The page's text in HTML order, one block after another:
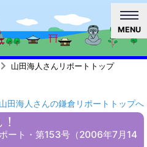
MENU
山田海人さんリポートトップ
田海人さんの鎌倉リポートトップへ
ート・第153号（2006年7月14